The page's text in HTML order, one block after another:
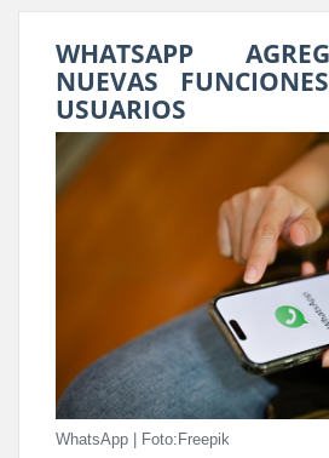
WHATSAPP
NUEVAS
USUARIOS
WhatsApp | Foto:Freepik